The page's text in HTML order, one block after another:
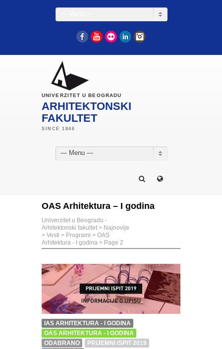
FacebookYouTube
Flickr LinkedIn
UNIVERZITET U BEOGRADU
ARHITEKTONSKI
FAKULTET
— Menu —
OAS Arhitektura – I godina
Univerzitet u Beogradu -
Arhitektonski fakultet > Najnovije
> Vesti > Programi > OAS
Arhitektura - I godina > Page 2
IAS ARHITEKTURA - I GODINA
OAS ARHITEKTURA - I GODINA
ODABRANO
PRIJEMNI ISPIT 2019